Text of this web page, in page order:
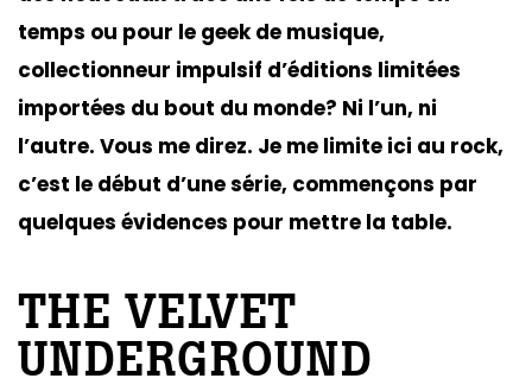
temps ou pour le geek de musique,
collectionneur impulsif d’éditions limitées
importées du bout du monde? Ni l’un, ni
l’autre. Vous me direz. Je me limite ici au rock,
c’est le début d’une série, commençons par
quelques évidences pour mettre la table.
THE VELVET
UNDERGROUND